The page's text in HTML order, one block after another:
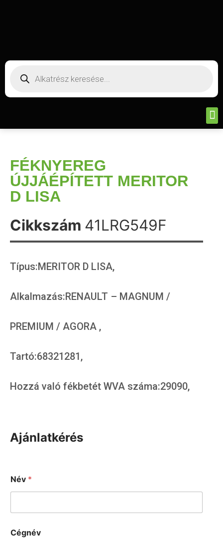
FÉKNYEREG
ÚJJÁÉPÍTETT MERITOR
D LISA
Cikkszám 41LRG549F
Típus:MERITOR D LISA,
Alkalmazás:RENAULT – MAGNUM /
PREMIUM / AGORA ,
Tartó:68321281,
Hozzá való fékbetét WVA száma:29090,
Ajánlatkérés
Név *
Cégnév